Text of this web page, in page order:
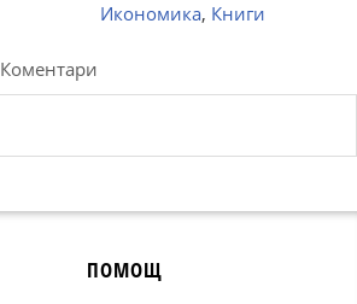
Икономика, Книги
Коментари
ПОМОЩ